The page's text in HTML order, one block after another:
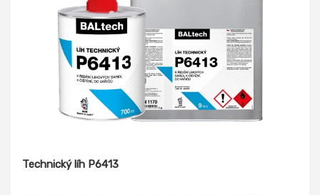
Technický líh P6413